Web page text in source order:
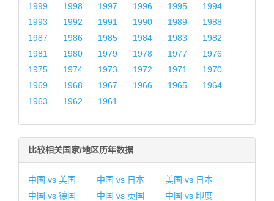
1999
1998 1997 1996 1995
1994
1993
1992 1991 1990 1989
1988
1987
1986 1985 1984 1983
1982
1981
1980 1979 1978 1977
1976
1975
1974 1973 1972 1971
1970
1969
1968 1967 1966 1965
1964
1963
1962 1961
比较相关国家/地区历年数据
中国 vs 美国 中国 vs 日本
美国 vs 日本
中国 vs 德国
中国 vs 英国
中国 vs 印度